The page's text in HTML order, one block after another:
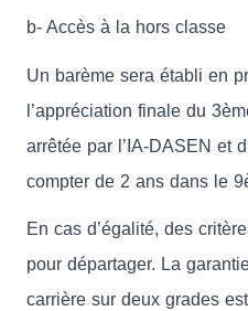
b- Accès à la hors classe
Un barème sera établi en
l’appréciation finale du
arrêtée par l’IA-DASEN et
compter de 2 ans dans le
En cas d’égalité, des
pour départager. La
carrière sur deux grades